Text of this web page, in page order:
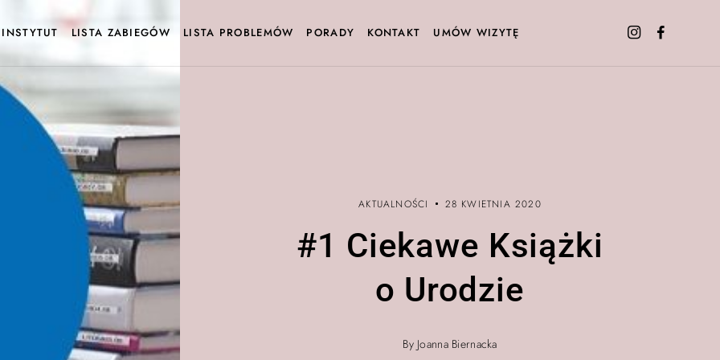
INSTYTUT LISTA ZABIEGÓW LISTA PROBLEMÓW PORADY KONTAKT UMÓW WIZYTĘ
AKTUALNOŚCI 28 KWIETNIA 2020
#1 Ciekawe Książki
o Urodzie
By Joanna Biernacka